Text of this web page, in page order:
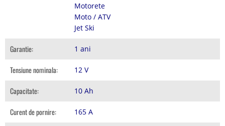
Motorete
Moto / ATV
Jet Ski
Garantie: 1 ani
Tensiune nominala: 12 V
Capacitate: 10 Ah
Curent de pornire: 165 A